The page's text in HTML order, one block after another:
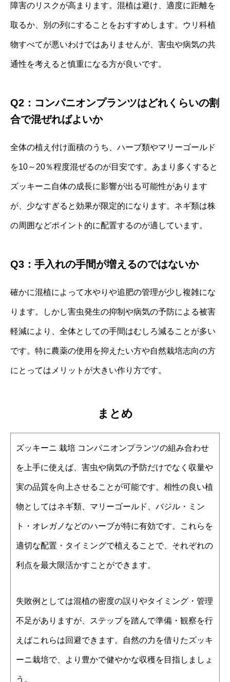
障害のリスクが高まります。混植は避け、適度に距離を
取るか、別の列にすることをおすすめします。ウリ科植
物すべてが悪いわけではありませんが、害虫や病気の共
通性を考えると慎重になる方が良いです。
Q2：コンパニオンプランツはどれくらいの割
合で混ぜればよいか
全体の植え付け面積のうち、ハーブ類やマリーゴールド
を10～20％程度混ぜるのが目安です。あまり多くすると
ズッキーニ自体の成長に影響が出る可能性があります
が、少なすぎると効果が限定的になります。ネギ類は株
の周囲などポイント的に配置するのが適しています。
Q3：手入れの手間が増えるのではないか
確かに混植によって水やりや追肥の管理が少し複雑にな
ります。しかし害虫発生の抑制や病気の予防による被害
軽減により、全体としての手間はむしろ減ることが多い
です。特に農薬の使用を抑えたい方や自然栽培志向の方
にとってはメリットが大きい作り方です。
まとめ
ズッキーニ 栽培 コンパニオンプランツの組み合わせ
を上手に使えば、害虫や病気の予防だけでなく収量や
実の品質を向上させることが可能です。相性の良い植
物としてはネギ類、マリーゴールド、バジル・ミン
ト・オレガノなどのハーブが特に有効です。これらを
適切な配置・タイミングで植えることで、それぞれの
利点を最大限活かすことができます。
失敗例としては混植の密度の誤りやタイミング・管理
不足がありますが、ステップを踏んで準備・観察を行
えばこれらは回避できます。自然の力を借りたズッキ
ーニ栽培で、より豊かで健やかな収穫を目指しましょ
う。